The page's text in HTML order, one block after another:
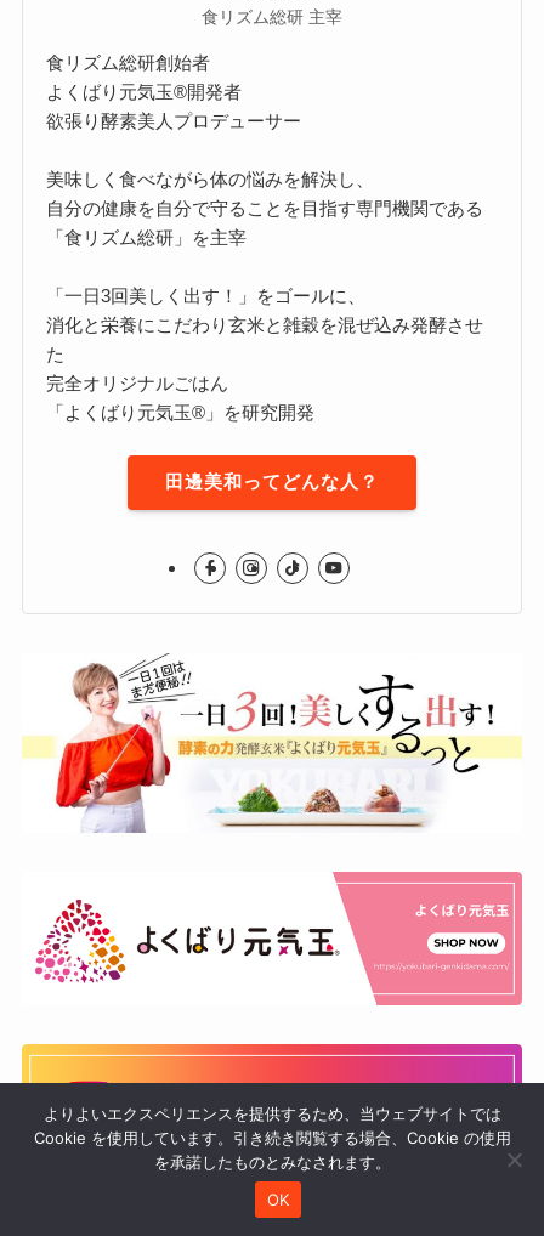
食リズム総研 主宰
食リズム総研創始者
よくばり元気玉®開発者
欲張り酵素美人プロデューサー
美味しく食べながら体の悩みを解決し、
自分の健康を自分で守ることを目指す専門機関である
「食リズム総研」を主宰
「一日3回美しく出す！」をゴールに、
消化と栄養にこだわり玄米と雑穀を混ぜ込み発酵させ
た
完全オリジナルごはん
「よくばり元気玉®」を研究開発
田邊美和ってどんな人？
よりよいエクスペリエンスを提供するため、当ウェブサイトでは
Cookie を使用しています。引き続き閲覧する場合、Cookie の使用
を承諾したものとみなされます。
OK